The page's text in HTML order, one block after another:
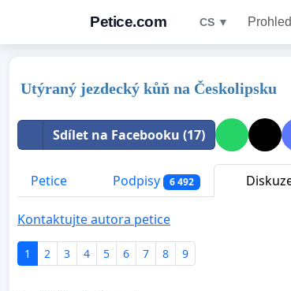
Petice.com CS ▼
Utýraný jezdecký kůň na Českolipsku
Sdílet na Facebooku (17)
Petice Podpisy 6 492
Kontaktujte autora petice
1 2 3 4 5 6 7 8 9